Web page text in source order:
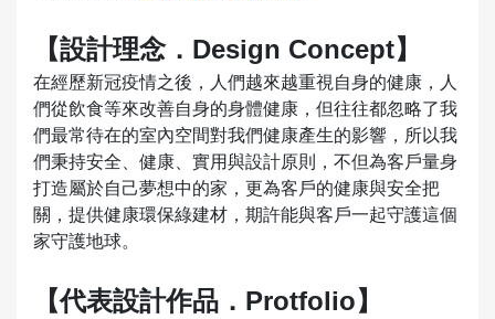
【設計理念．Design Concept】
在經歷新冠疫情之後，人們越來越重視自身的健康，人
們從飲食等來改善自身的身體健康，但往往都忽略了我
們最常待在的室內空間對我們健康產生的影響，所以我
們秉持安全、健康、實用與設計原則，不但為客戶量身
打造屬於自己夢想中的家，更為客戶的健康與安全把
關，提供健康環保綠建材，期許能與客戶一起守護這個
家守護地球。
【代表設計作品．Protfolio】